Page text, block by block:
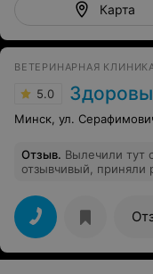
Карта
ВЕТЕРИНАРНАЯ
5.0
Минск, ул.
Отзыв. Вылечили тут
отзывчивый, приняли
чуть что обратимся